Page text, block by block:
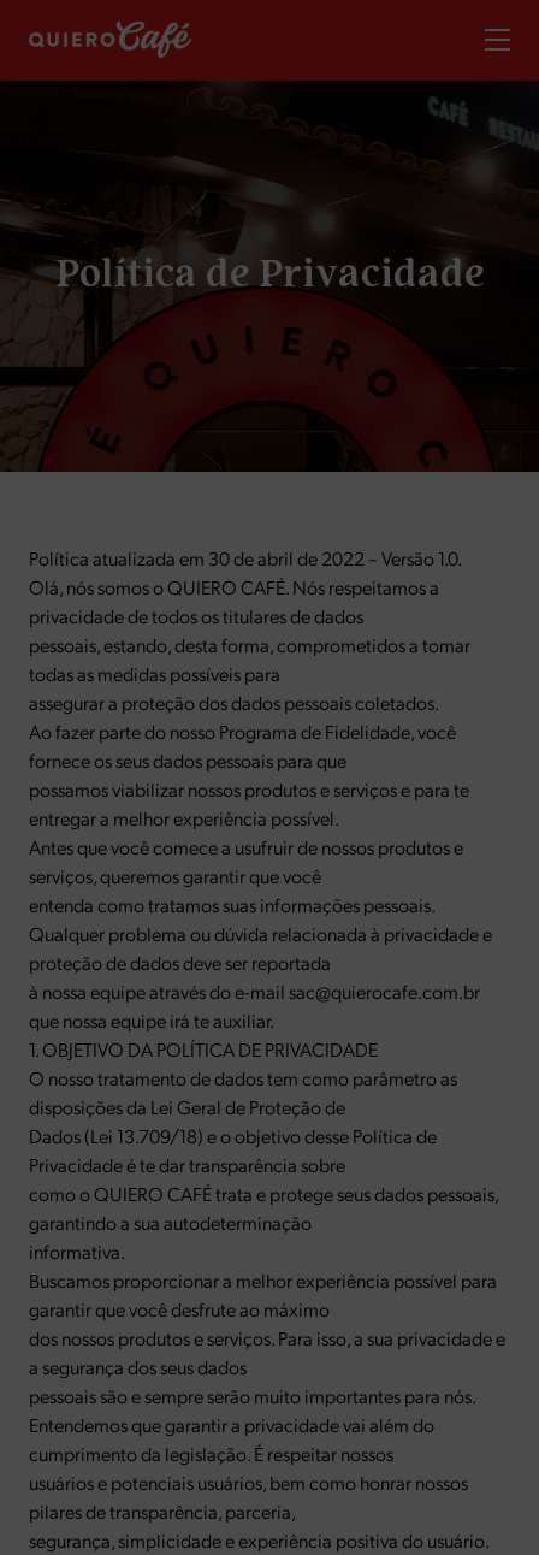
Política de Privacidade
Política atualizada em 30 de abril de 2022 – Versão 1.0.
Olá, nós somos o QUIERO CAFÉ. Nós respeitamos a
privacidade de todos os titulares de dados
pessoais, estando, desta forma, comprometidos a tomar
todas as medidas possíveis para
assegurar a proteção dos dados pessoais coletados.
Ao fazer parte do nosso Programa de Fidelidade, você
fornece os seus dados pessoais para que
possamos viabilizar nossos produtos e serviços e para te
entregar a melhor experiência possível.
Antes que você comece a usufruir de nossos produtos e
serviços, queremos garantir que você
entenda como tratamos suas informações pessoais.
Qualquer problema ou dúvida relacionada à privacidade e
proteção de dados deve ser reportada
à nossa equipe através do e-mail sac@quierocafe.com.br
que nossa equipe irá te auxiliar.
1. OBJETIVO DA POLÍTICA DE PRIVACIDADE
O nosso tratamento de dados tem como parâmetro as
disposições da Lei Geral de Proteção de
Dados (Lei 13.709/18) e o objetivo desse Política de
Privacidade é te dar transparência sobre
como o QUIERO CAFÉ trata e protege seus dados pessoais,
garantindo a sua autodeterminação
informativa.
Buscamos proporcionar a melhor experiência possível para
garantir que você desfrute ao máximo
dos nossos produtos e serviços. Para isso, a sua privacidade e
a segurança dos seus dados
pessoais são e sempre serão muito importantes para nós.
Entendemos que garantir a privacidade vai além do
cumprimento da legislação. É respeitar nossos
usuários e potenciais usuários, bem como honrar nossos
pilares de transparência, parceria,
segurança, simplicidade e experiência positiva do usuário.